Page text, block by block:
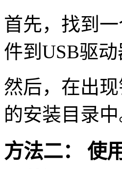
首先，找到
件到USB驱
然后，在出
的安装目录中
方法二： 使